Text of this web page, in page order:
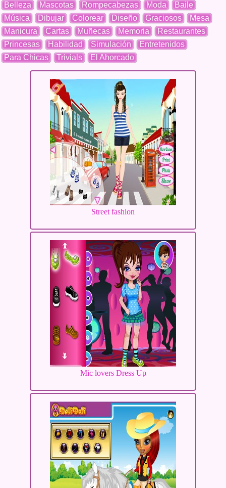
Belleza
Mascotas Rompecabezas Moda
Baile
Música
Dibujar Colorear Diseño Graciosos
Mesa
Manicura
Cartas Muñecas Memoria
Restaurantes
Princesas
Habilidad Simulación
Entretenidos
Para Chicas
Trivials El Ahorcado
Street fashion
Mic lovers Dress Up